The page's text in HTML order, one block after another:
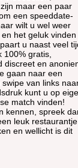
maar een paar
een speeddate-
wilt u wel weer
het geluk vinden
u naast veel
100% gratis,
discreet en
gaan naar een
van links
kunt u op
match vinden!
kennen, spreek
leuk restaurantje
en wellicht is dit